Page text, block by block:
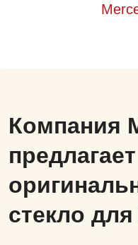
Компания
стекло